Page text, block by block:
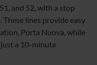
and 52, with a stop
lines provide easy
Porta Nuova, while
a 10-minute